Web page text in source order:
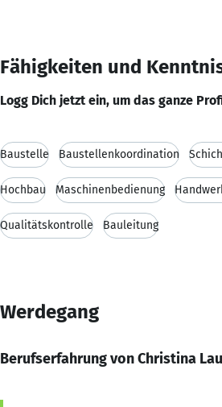
Fähigkeiten und
Logg Dich jetzt ein, um das ganze
Baustelle Baustellenkoordination
Hochbau Maschinenbedienung
Qualitätskontrolle Bauleitung
Werdegang
Berufserfahrung von Christina